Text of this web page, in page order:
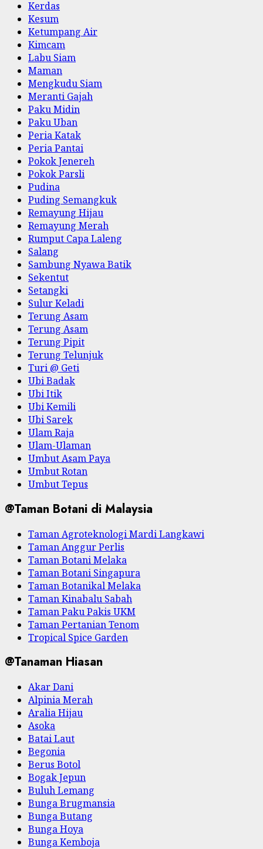
Kerdas
Kesum
Ketumpang Air
Kimcam
Labu Siam
Maman
Mengkudu Siam
Meranti Gajah
Paku Midin
Paku Uban
Peria Katak
Peria Pantai
Pokok Jenereh
Pokok Parsli
Pudina
Puding Semangkuk
Remayung Hijau
Remayung Merah
Rumput Capa Laleng
Salang
Sambung Nyawa Batik
Sekentut
Setangki
Sulur Keladi
Terung Asam
Terung Asam
Terung Pipit
Terung Telunjuk
Turi @ Geti
Ubi Badak
Ubi Itik
Ubi Kemili
Ubi Sarek
Ulam Raja
Ulam-Ulaman
Umbut Asam Paya
Umbut Rotan
Umbut Tepus
@Taman Botani di Malaysia
Taman Agroteknologi Mardi Langkawi
Taman Anggur Perlis
Taman Botani Melaka
Taman Botani Singapura
Taman Botanikal Melaka
Taman Kinabalu Sabah
Taman Paku Pakis UKM
Taman Pertanian Tenom
Tropical Spice Garden
@Tanaman Hiasan
Akar Dani
Alpinia Merah
Aralia Hijau
Asoka
Batai Laut
Begonia
Berus Botol
Bogak Jepun
Buluh Lemang
Bunga Brugmansia
Bunga Butang
Bunga Hoya
Bunga Kemboja